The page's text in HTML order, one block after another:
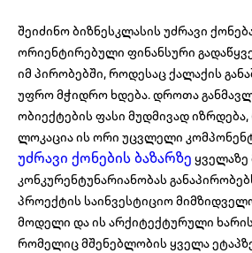
შეიძინო ბიზნესკლასის უძრავი
ორიენტირებული ფინანსური
იმ პირობებში, როდესაც ქალაქის
უფრო მჭიდრო ხდება. დროთა
ობიექტების ფასი მუდმივად
ლოკაცია ის ორი უცვლელი
უძრავი ქონების ბაზარზე
კონკურენტუნარიანობას
პროექტის საინვესტიციო
მოდელი და ის არქიტექტურული
რომელიც მშენებლობის ყველა